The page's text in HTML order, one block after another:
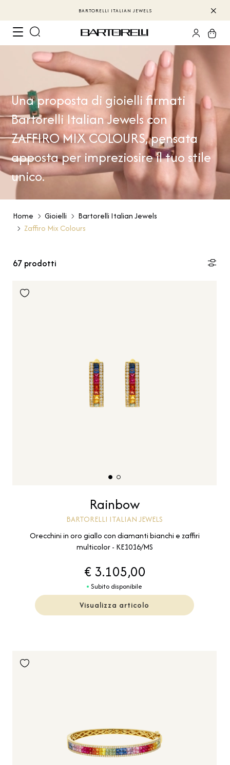
BARTORELLI ITALIAN JEWELS
Una proposta di gioielli firmati
Bartorelli Italian Jewels con
ZAFFIRO MIX COLOURS, pensata
apposta per impreziosire il tuo stile
unico.
Home Gioielli
Bartorelli Italian Jewels
Zaffiro Mix Colours
67 prodotti
Rainbow
BARTORELLI ITALIAN JEWELS
Orecchini in oro giallo con diamanti bianchi e zaffiri
multicolor - KE1016/MS
€ 3.105,00
Subito disponibile
Visualizza articolo